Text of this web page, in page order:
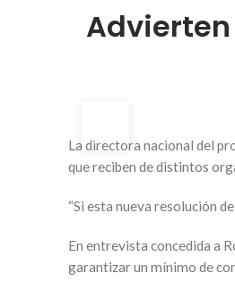
ABR
La directora nacional del
que reciben de distintos
“Si esta nueva resolución
En entrevista concedida a
garantizar un mínimo de